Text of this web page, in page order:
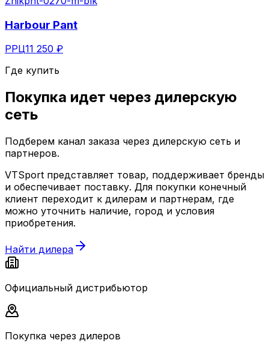
Harbour Pant
РРЦ11 250 ₽
Где купить
Покупка идет через дилерскую
сеть
Подберем канал заказа через дилерскую сеть и
партнеров.
VTSport представляет товар, поддерживает бренды
и обеспечивает поставку. Для покупки конечный
клиент переходит к дилерам и партнерам, где
можно уточнить наличие, город и условия
приобретения.
Найти дилера
Официальный дистрибьютор
Покупка через дилеров